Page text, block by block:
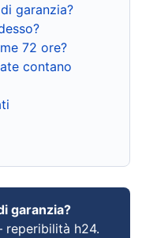
garanzia?
72 ore?
contano
garanzia?
h24.